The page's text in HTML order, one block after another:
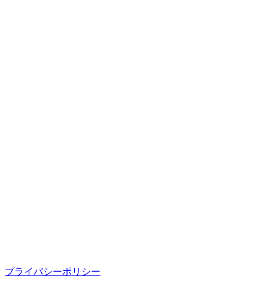
プライバシーポリシー